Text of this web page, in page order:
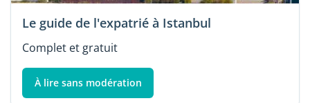
Le guide de l'expatrié à Istanbul
Complet et gratuit
À lire sans modération